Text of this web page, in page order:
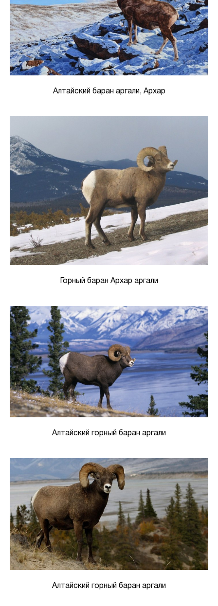
Алтайский баран аргали, Архар
Горный баран Архар аргали
Алтайский горный баран аргали
Алтайский горный баран аргали